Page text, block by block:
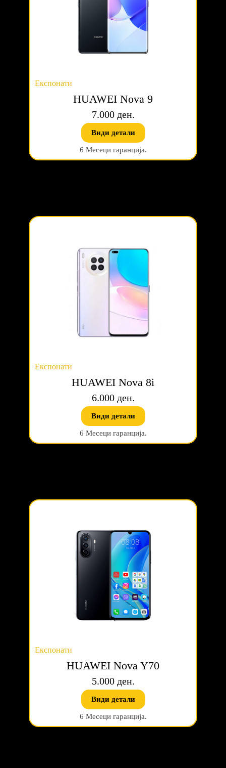
Експонати
HUAWEI Nova 9
7.000 ден.
Види детали
6 Месеци гаранција.
Експонати
HUAWEI Nova 8i
6.000 ден.
Види детали
6 Месеци гаранција.
Експонати
HUAWEI Nova Y70
5.000 ден.
Види детали
6 Месеци гаранција.